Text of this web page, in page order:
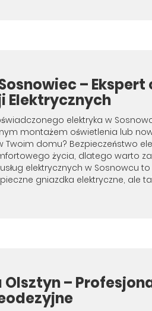
– Ekspert
Elektrycznych
elektryka w
montażem oświetlenia lub
Twoim domu? Bezpieczeństwo
życia, dlatego warto
elektrycznych w Sosnowcu to
gniazdka elektryczne, ale
–